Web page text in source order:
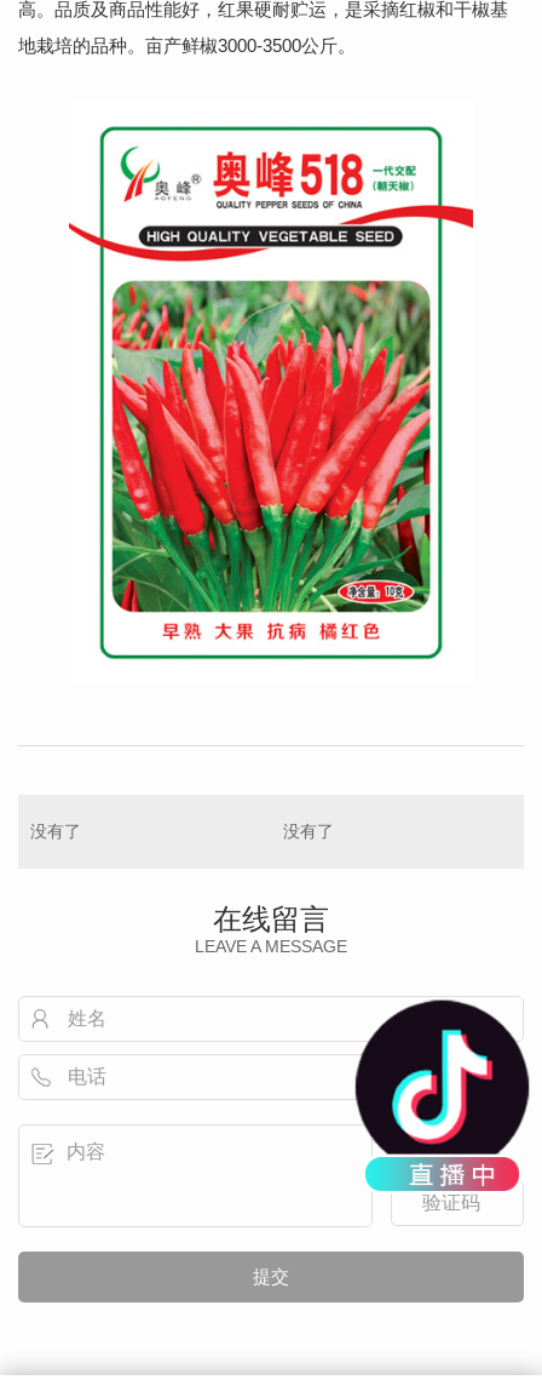
高。品质及商品性能好，红果硬耐贮运，是采摘红椒和干椒基
地栽培的品种。亩产鲜椒3000-3500公斤。
没有了 没有了
在线留言
LEAVE A MESSAGE